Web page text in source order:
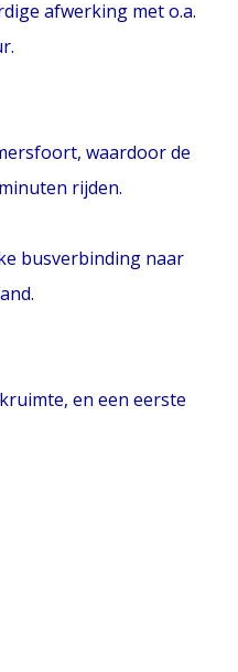
afwerking met o.a.
waardoor de
rijden.
busverbinding naar
en een eerste